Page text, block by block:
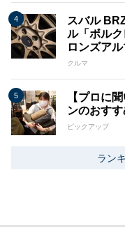
スバル
ル「ボル
ロンズア
クルマ
【プロに
ンのおす
ピックアップ
ラン